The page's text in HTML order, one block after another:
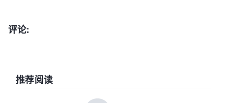
评论:
推荐阅读